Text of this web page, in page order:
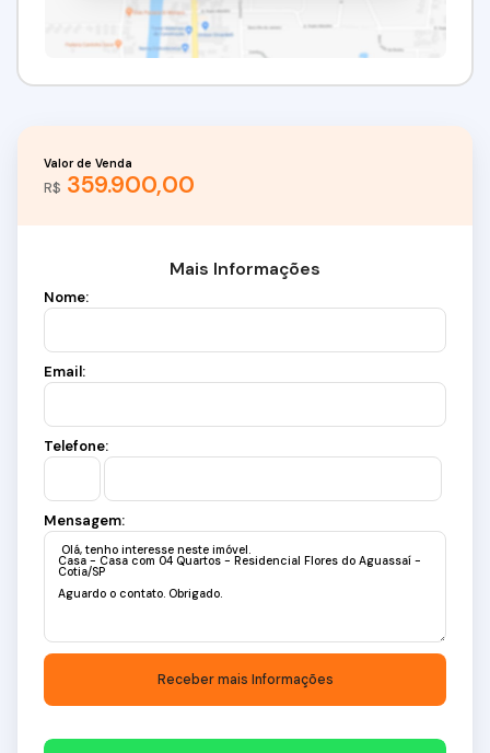
R$ 359.900,00
Valor de Venda
Mais Informações
Nome:
Email:
Telefone:
Mensagem: